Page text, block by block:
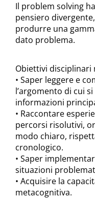
Il problem solving
pensiero
produrre una
dato problema.
Obiettivi disciplinari
• Saper leggere e
l’argomento di cui
informazioni
• Raccontare
percorsi risolutivi,
modo chiaro,
cronologico.
• Saper
situazioni
• Acquisire la
metacognitiva.